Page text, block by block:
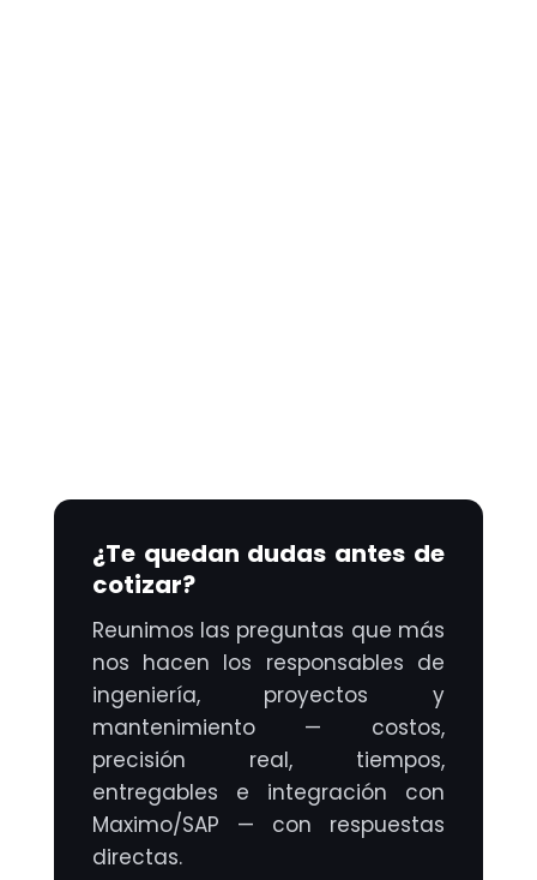
¿Te quedan dudas antes de
cotizar?
Reunimos las preguntas que más
nos hacen los responsables de
ingeniería, proyectos y
mantenimiento — costos,
precisión real, tiempos,
entregables e integración con
Maximo/SAP — con respuestas
directas.